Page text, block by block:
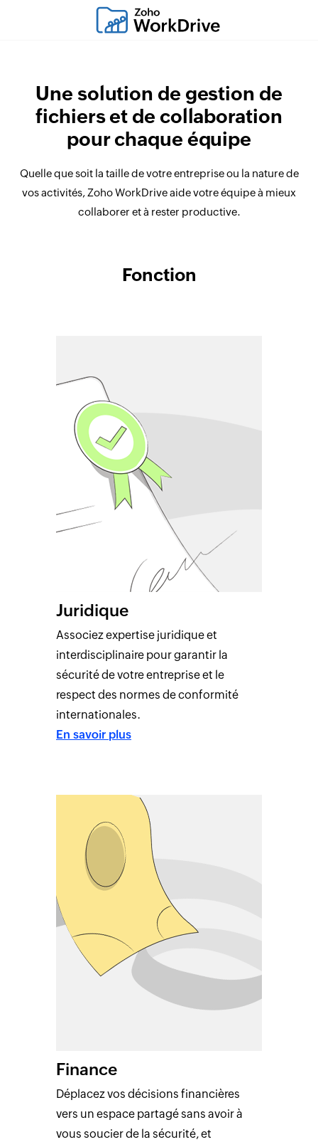
Une solution de gestion de
fichiers et de collaboration
pour chaque équipe
Quelle que soit la taille de votre entreprise ou la nature de
vos activités, Zoho WorkDrive aide votre équipe à mieux
collaborer et à rester productive.
Fonction
Juridique
Associez expertise juridique et
interdisciplinaire pour garantir la
sécurité de votre entreprise et le
respect des normes de conformité
internationales.
En savoir plus
Finance
Déplacez vos décisions financières
vers un espace partagé sans avoir à
vous soucier de la sécurité, et